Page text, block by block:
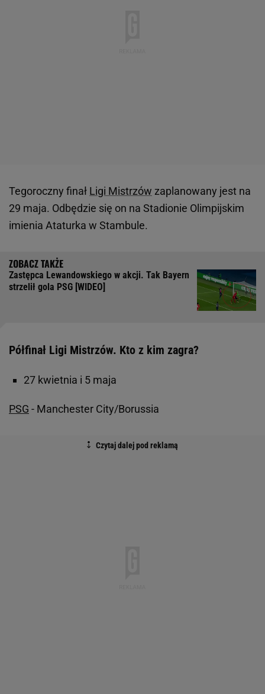
Tegoroczny finał Ligi Mistrzów zaplanowany jest na
29 maja. Odbędzie się on na Stadionie Olimpijskim
imienia Ataturka w Stambule.
Zastępca Lewandowskiego w akcji. Tak Bayern
strzelił gola PSG [WIDEO]
Półfinał Ligi Mistrzów. Kto z kim zagra?
27 kwietnia i 5 maja
PSG - Manchester City/Borussia